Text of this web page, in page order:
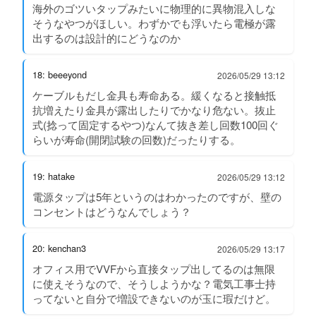
海外のゴツいタップみたいに物理的に異物混入しな
そうなやつがほしい。わずかでも浮いたら電極が露
出するのは設計的にどうなのか
18: beeeyond 2026/05/29 13:12
ケーブルもだし金具も寿命ある。緩くなると接触抵
抗増えたり金具が露出したりでかなり危ない。抜止
式(捻って固定するやつ)なんて抜き差し回数100回ぐ
らいが寿命(開閉試験の回数)だったりする。
19: hatake 2026/05/29 13:12
電源タップは5年というのはわかったのですが、壁の
コンセントはどうなんでしょう？
20: kenchan3 2026/05/29 13:17
オフィス用でVVFから直接タップ出してるのは無限
に使えそうなので、そうしようかな？電気工事士持
ってないと自分で増設できないのが玉に瑕だけど。